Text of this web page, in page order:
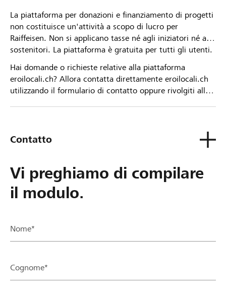
La piattaforma per donazioni e finanziamento di progetti
non costituisce un'attività a scopo di lucro per
Raiffeisen. Non si applicano tasse né agli iniziatori né ai
sostenitori. La piattaforma è gratuita per tutti gli utenti.
Hai domande o richieste relative alla piattaforma
eroilocali.ch? Allora contatta direttamente eroilocali.ch
utilizzando il formulario di contatto oppure rivolgiti alla
Contatto
Vi preghiamo di compilare
il modulo.
Nome*
Cognome*